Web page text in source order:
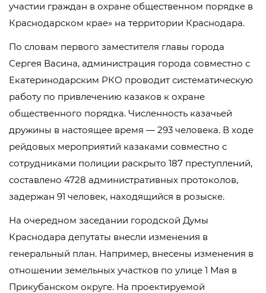
участии граждан в охране общественном порядке в
Краснодарском крае» на территории Краснодара.
По словам первого заместителя главы города
Сергея Васина, администрация города совместно с
Екатеринодарским РКО проводит систематическую
работу по привлечению казаков к охране
общественного порядка. Численность казачьей
дружины в настоящее время — 293 человека. В ходе
рейдовых мероприятий казаками совместно с
сотрудниками полиции раскрыто 187 преступлений,
составлено 4728 административных протоколов,
задержан 91 человек, находящийся в розыске.
На очередном заседании городской Думы
Краснодара депутаты внесли изменения в
генеральный план. Например, внесены изменения в
отношении земельных участков по улице 1 Мая в
Прикубанском округе. На проектируемой